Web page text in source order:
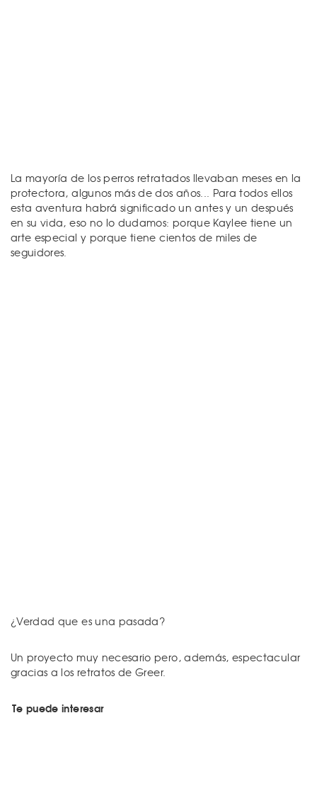
La mayoría de los perros retratados llevaban meses en la
protectora, algunos más de dos años... Para todos ellos
esta aventura habrá significado un antes y un después
en su vida, eso no lo dudamos: porque Kaylee tiene un
arte especial y porque tiene cientos de miles de
seguidores.
¿Verdad que es una pasada?
Un proyecto muy necesario pero, además, espectacular
gracias a los retratos de Greer.
Te puede interesar